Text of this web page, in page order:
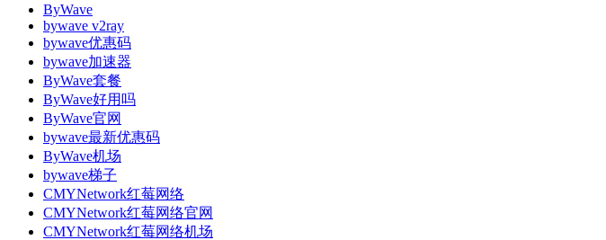
ByWave
bywave v2ray
bywave优惠码
bywave加速器
ByWave套餐
ByWave好用吗
ByWave官网
bywave最新优惠码
ByWave机场
bywave梯子
CMYNetwork红莓网络
CMYNetwork红莓网络官网
CMYNetwork红莓网络机场